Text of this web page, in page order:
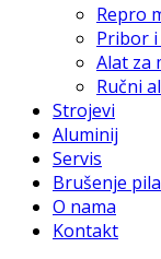
Repro
Pribor
Alat za
Ručni
Strojevi
Aluminij
Servis
Brušenje pila
O nama
Kontakt